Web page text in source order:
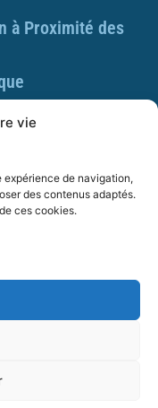
vie
expérience de navigation,
des contenus adaptés.
ces cookies.
à Proximité des
des TMS
OFSP
01 01924 01 auprès
Légales